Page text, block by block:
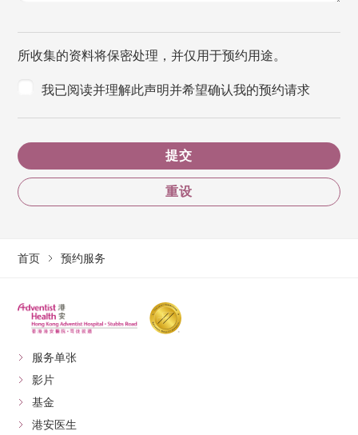
所收集的资料将保密处理，并仅用于预约用途。
我已阅读并理解此声明并希望确认我的预约请求
提交
重设
首页 预约服务
服务单张
影片
基金
港安医生